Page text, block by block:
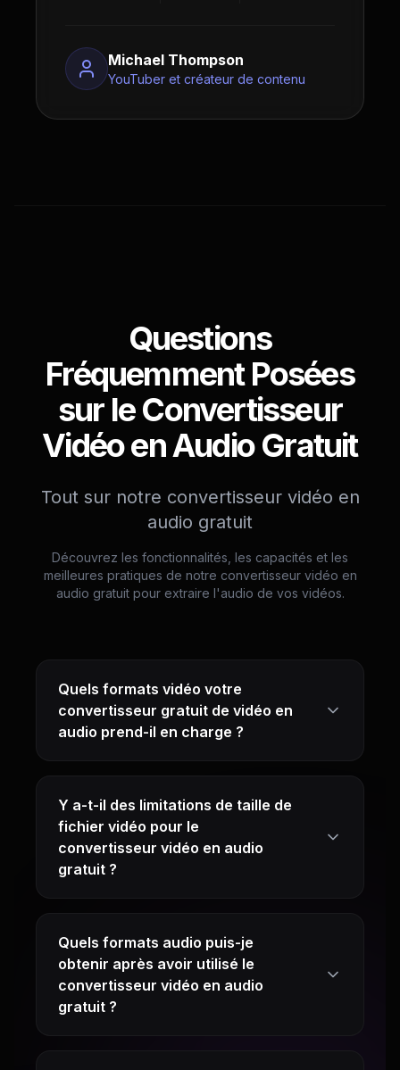
Michael Thompson
YouTuber et créateur de contenu
Questions
Fréquemment Posées
sur le Convertisseur
Vidéo en Audio Gratuit
Tout sur notre convertisseur vidéo en
audio gratuit
Découvrez les fonctionnalités, les capacités et les
meilleures pratiques de notre convertisseur vidéo en
audio gratuit pour extraire l'audio de vos vidéos.
Quels formats vidéo votre
convertisseur gratuit de vidéo en
audio prend-il en charge ?
Y a-t-il des limitations de taille de
fichier vidéo pour le
convertisseur vidéo en audio
gratuit ?
Quels formats audio puis-je
obtenir après avoir utilisé le
convertisseur vidéo en audio
gratuit ?